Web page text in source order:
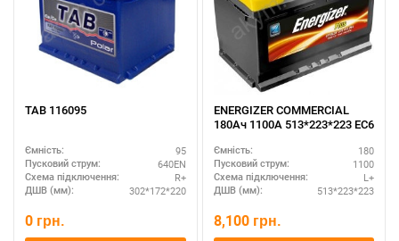
TAB 116095
Ємність: 95
Пусковий струм: 640EN
Схема підключення: R+
ДШВ (мм): 302*172*220
0 грн.
ENERGIZER COMMERCIAL
180Ач 1100А 513*223*223 EC6
Ємність: 180
Пусковий струм: 1100
Схема підключення: L+
ДШВ (мм): 513*223*223
8,100 грн.